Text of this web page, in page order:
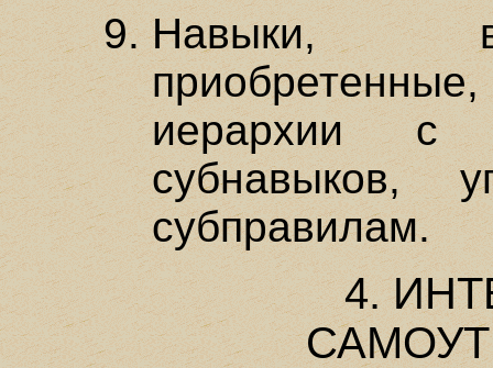
Навыки,
иерархии
субнавыков,
субправилам.
4.